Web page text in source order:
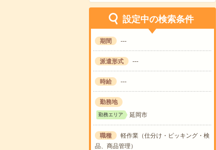
設定中の検索条件
期間 ---
派遣形式 ---
時給 ---
勤務地
勤務エリア 延岡市
職種
軽作業（仕分け・ピッキング・検
品、商品管理）